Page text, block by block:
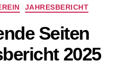
Kategorien
JAHRESBERICHT
Seiten
2025